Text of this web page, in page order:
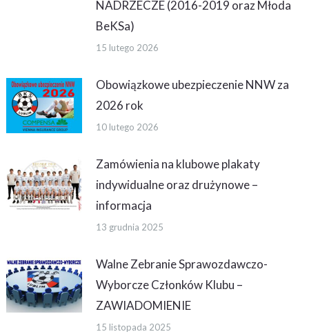
NADRZECZE (2016-2019 oraz Młoda
BeKSa)
15 lutego 2026
Obowiązkowe ubezpieczenie NNW za
2026 rok
10 lutego 2026
Zamówienia na klubowe plakaty
indywidualne oraz drużynowe –
informacja
13 grudnia 2025
Walne Zebranie Sprawozdawczo-
Wyborcze Członków Klubu –
ZAWIADOMIENIE
15 listopada 2025